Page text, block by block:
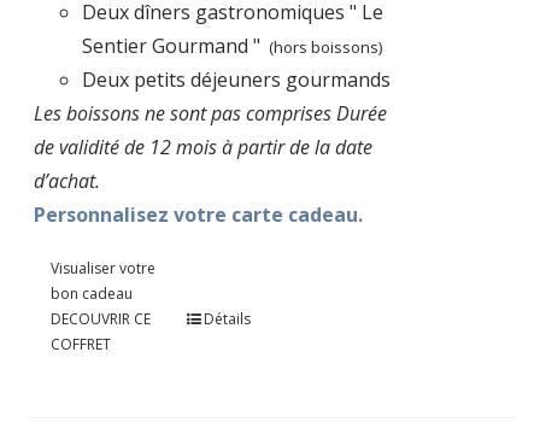
Deux dîners gastronomiques " Le
Sentier Gourmand " (hors boissons)
Deux petits déjeuners gourmands
Les boissons ne sont pas comprises Durée
de validité de 12 mois à partir de la date
d’achat.
Personnalisez votre carte cadeau.
Visualiser votre
bon cadeau
DECOUVRIR CE
COFFRET
Détails